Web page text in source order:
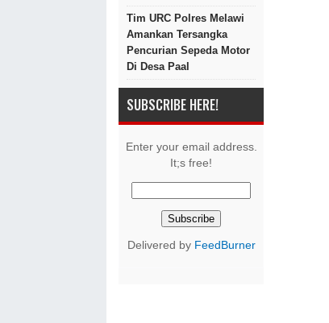
Tim URC Polres Melawi
Amankan Tersangka
Pencurian Sepeda Motor
Di Desa Paal
SUBSCRIBE HERE!
Enter your email address.
It;s free!
Delivered by FeedBurner